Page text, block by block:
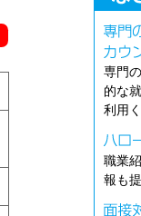
専門
的な
利用
職業
報も